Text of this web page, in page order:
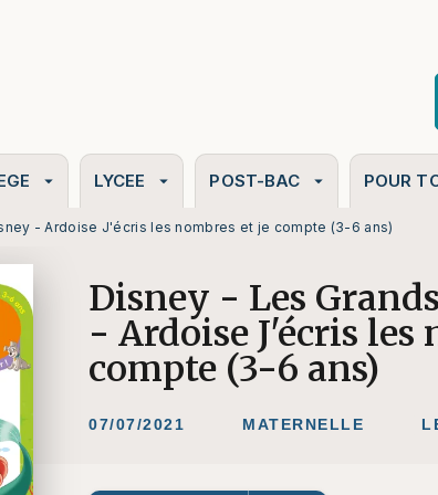
arrow_drop_down LYCEE arrow_drop_down POST-BAC arrow_drop_down POUR
- Ardoise J'écris les nombres et je compte (3-6 ans)
Disney - Les
- Ardoise J'écris les
compte (3-6 ans)
07/07/2021 MATERNELLE